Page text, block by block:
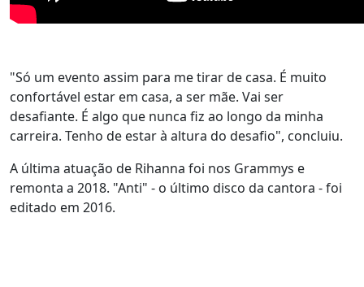
"Só um evento assim para me tirar de casa. É muito
confortável estar em casa, a ser mãe. Vai ser
desafiante. É algo que nunca fiz ao longo da minha
carreira. Tenho de estar à altura do desafio", concluiu.
A última atuação de Rihanna foi nos Grammys e
remonta a 2018. "Anti" - o último disco da cantora - foi
editado em 2016.